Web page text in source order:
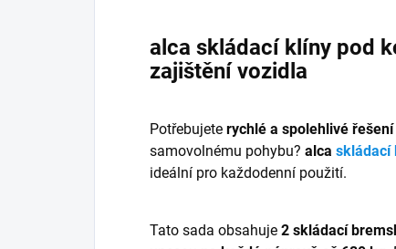
alca skládací klíny pod
zajištění vozidla
Potřebujete rychlé a spolehlivé řešení
samovolnému pohybu? alca skládací
ideální pro každodenní použití.
Tato sada obsahuje 2 skládací